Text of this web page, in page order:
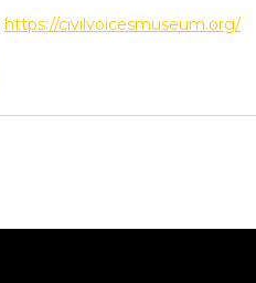
https://civilvoicesmuseum.org/